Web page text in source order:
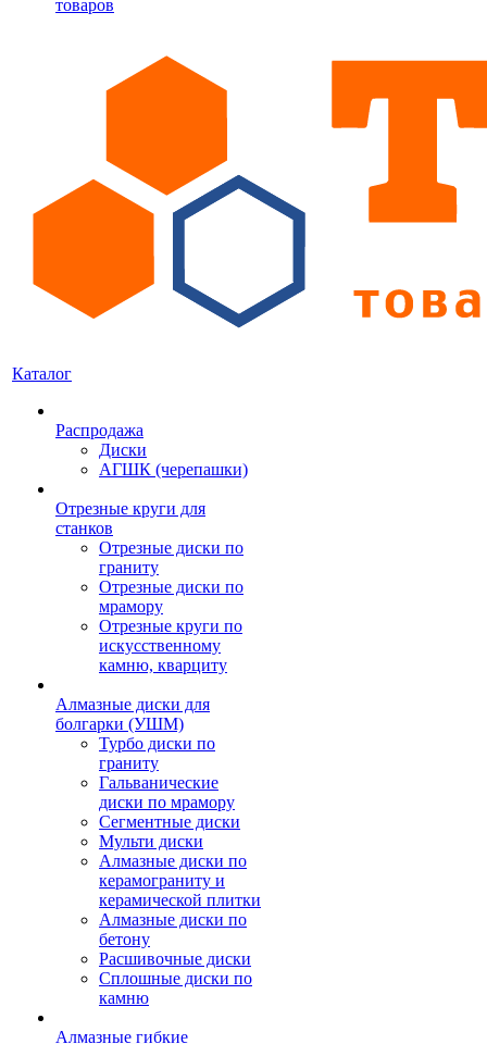
товаров
Каталог
Распродажа
Диски
АГШК (черепашки)
Отрезные круги для
станков
Отрезные диски по
граниту
Отрезные диски по
мрамору
Отрезные круги по
искусственному
камню, кварциту
Алмазные диски для
болгарки (УШМ)
Турбо диски по
граниту
Гальванические
диски по мрамору
Сегментные диски
Мульти диски
Алмазные диски по
керамограниту и
керамической плитки
Алмазные диски по
бетону
Расшивочные диски
Сплошные диски по
камню
Алмазные гибкие